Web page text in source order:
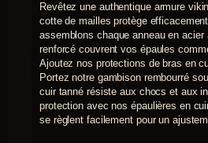
variations.
Les
options
peuvent
être
choisies
sur
la
page
Revêtez une authentique armure
cotte de mailles protège
assemblons chaque anneau en
renforcé couvrent vos épaules
Ajoutez nos protections de bras en
Portez notre gambison rembourré
cuir tanné résiste aux chocs et aux
protection avec nos épaulières en
se règlent facilement pour un